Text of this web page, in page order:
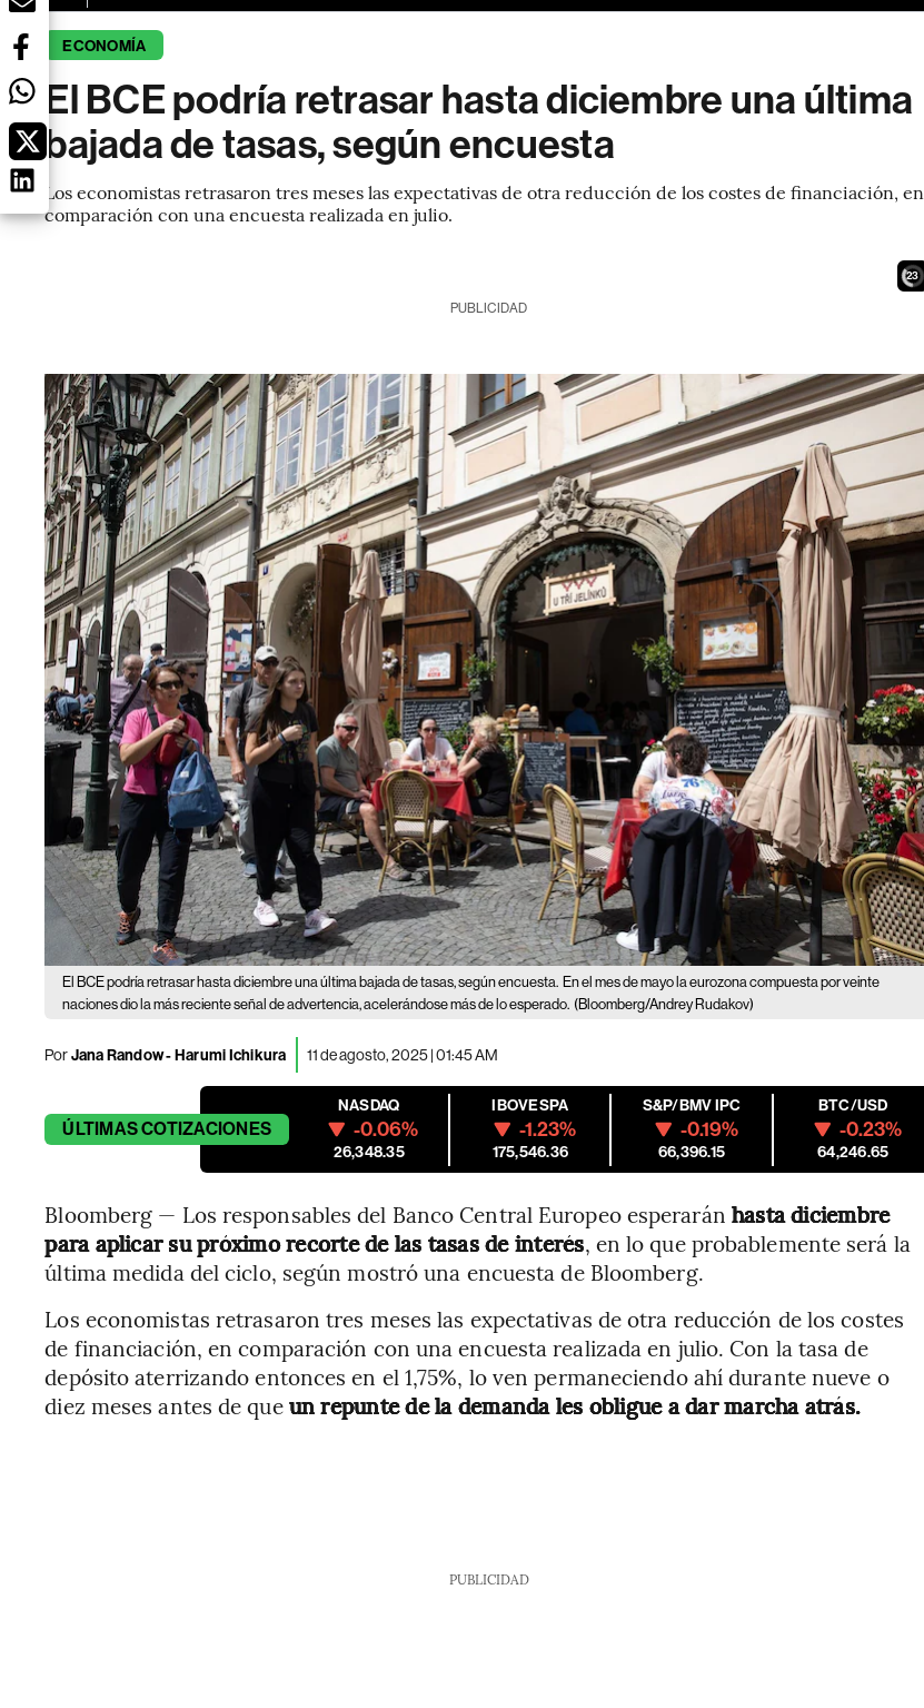
ECONOMÍA
El BCE podría retrasar hasta diciembre una última
bajada de tasas, según encuesta
Los economistas retrasaron tres meses las expectativas de otra reducción de los costes de financiación, en
comparación con una encuesta realizada en julio.
21
PUBLICIDAD
El BCE podría retrasar hasta diciembre una última bajada de tasas, según encuesta. En el mes de mayo la eurozona compuesta por veinte
naciones dio la más reciente señal de advertencia, acelerándose más de lo esperado. (Bloomberg/Andrey Rudakov)
PorJana Randow - Harumi Ichikura 11 de agosto, 2025 | 01:45 AM
ÚLTIMASCOTIZACIONES
NASDAQ
-0.06%
26,348.35
IBOVESPA
-1.23%
175,546.36
S&P/BMV IPC
-0.19%
66,396.15
BTC/USD
-0.23%
64,246.65
Bloomberg — Los responsables del Banco Central Europeo esperarán hasta diciembre
para aplicar su próximo recorte de las tasas de interés, en lo que probablemente será la
última medida del ciclo, según mostró una encuesta de Bloomberg.
Los economistas retrasaron tres meses las expectativas de otra reducción de los costes
de financiación, en comparación con una encuesta realizada en julio. Con la tasa de
depósito aterrizando entonces en el 1,75%, lo ven permaneciendo ahí durante nueve o
diez meses antes de queun repunte de la demanda les obligue a dar marcha atrás.
PUBLICIDAD